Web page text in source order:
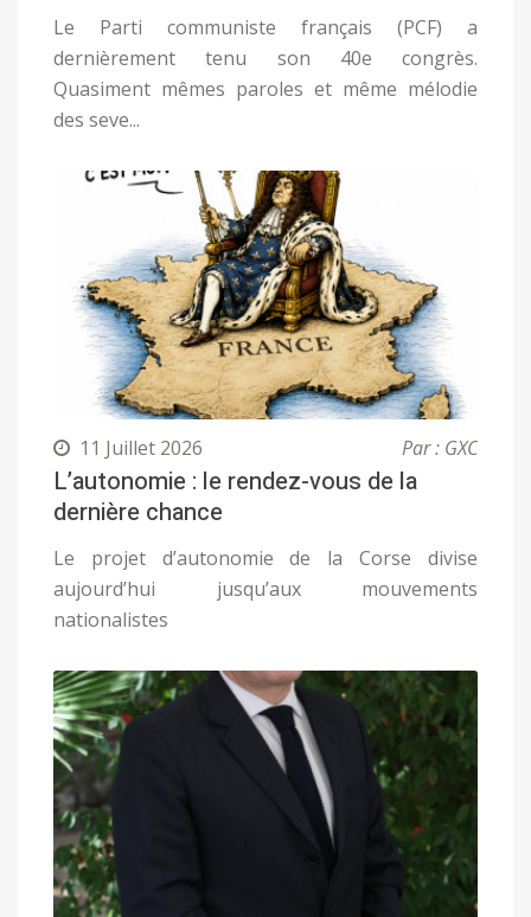
Le Parti communiste français (PCF) a
dernièrement tenu son 40e congrès.
Quasiment mêmes paroles et même mélodie
des seve...
11 Juillet 2026 Par : GXC
L’autonomie : le rendez-vous de la
dernière chance
Le projet d’autonomie de la Corse divise
aujourd’hui jusqu’aux mouvements
nationalistes